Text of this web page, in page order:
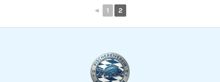
◄ 1 2